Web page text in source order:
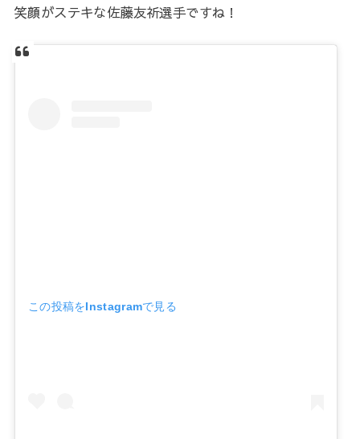
笑顔がステキな佐藤友祈選手ですね！
この投稿をInstagramで見る